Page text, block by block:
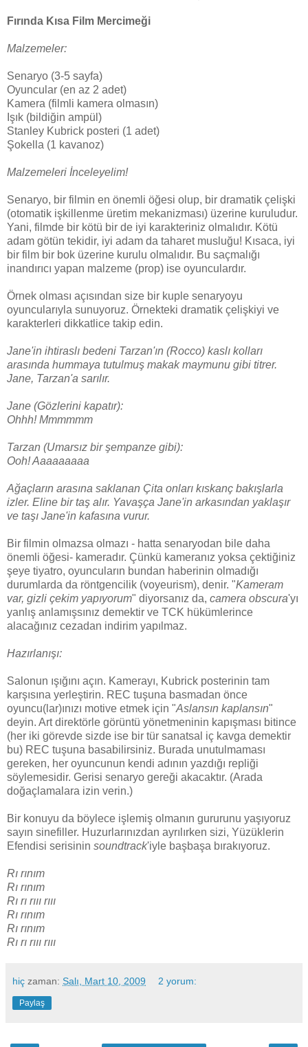
Fırında Kısa Film Mercimeği
Malzemeler:
Senaryo (3-5 sayfa)
Oyuncular (en az 2 adet)
Kamera (filmli kamera olmasın)
Işık (bildiğin ampül)
Stanley Kubrick posteri (1 adet)
Şokella (1 kavanoz)
Malzemeleri İnceleyelim!
Senaryo, bir filmin en önemli öğesi olup, bir dramatik çelişki
(otomatik işkillenme üretim mekanizması) üzerine kuruludur.
Yani, filmde bir kötü bir de iyi karakteriniz olmalıdır. Kötü
adam götün tekidir, iyi adam da taharet musluğu! Kısaca, iyi
bir film bir bok üzerine kurulu olmalıdır. Bu saçmalığı
inandırıcı yapan malzeme (prop) ise oyunculardır.
Örnek olması açısından size bir kuple senaryoyu
oyuncularıyla sunuyoruz. Örnekteki dramatik çelişkiyi ve
karakterleri dikkatlice takip edin.
Jane'in ihtiraslı bedeni Tarzan'ın (Rocco) kaslı kolları
arasında hummaya tutulmuş makak maymunu gibi titrer.
Jane, Tarzan'a sarılır.
Jane (Gözlerini kapatır):
Ohhh! Mmmmmm
Tarzan (Umarsız bir şempanze gibi):
Ooh! Aaaaaaaaa
Ağaçların arasına saklanan Çita onları kıskanç bakışlarla
izler. Eline bir taş alır. Yavaşça Jane'in arkasından yaklaşır
ve taşı Jane'in kafasına vurur.
Bir filmin olmazsa olmazı - hatta senaryodan bile daha
önemli öğesi- kameradır. Çünkü kameranız yoksa çektiğiniz
şeye tiyatro, oyuncuların bundan haberinin olmadığı
durumlarda da röntgencilik (voyeurism), denir. "Kameram
var, gizli çekim yapıyorum" diyorsanız da, camera obscura'yı
yanlış anlamışsınız demektir ve TCK hükümlerince
alacağınız cezadan indirim yapılmaz.
Hazırlanışı:
Salonun ışığını açın. Kamerayı, Kubrick posterinin tam
karşısına yerleştirin. REC tuşuna basmadan önce
oyuncu(lar)ınızı motive etmek için "Aslansın kaplansın"
deyin. Art direktörle görüntü yönetmeninin kapışması bitince
(her iki görevde sizde ise bir tür sanatsal iç kavga demektir
bu) REC tuşuna basabilirsiniz. Burada unutulmaması
gereken, her oyuncunun kendi adının yazdığı repliği
söylemesidir. Gerisi senaryo gereği akacaktır. (Arada
doğaçlamalara izin verin.)
Bir konuyu da böylece işlemiş olmanın gururunu yaşıyoruz
sayın sinefiller. Huzurlarınızdan ayrılırken sizi, Yüzüklerin
Efendisi serisinin soundtrack'iyle başbaşa bırakıyoruz.
Rı rınım
Rı rınım
Rı rı rııı rııı
Rı rınım
Rı rınım
Rı rı rııı rııı
hiç zaman: Salı, Mart 10, 2009 2 yorum:
Paylaş